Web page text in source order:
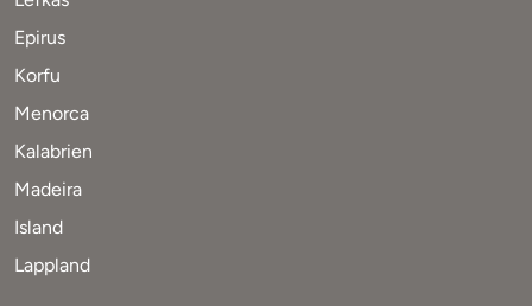
Epirus
Korfu
Menorca
Kalabrien
Madeira
Island
Lappland